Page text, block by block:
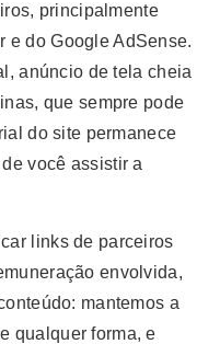
principalmente
e do Google AdSense.
anúncio de tela cheia
que sempre pode
do site permanece
você assistir a
links de parceiros
envolvida,
mantemos a
qualquer forma, e